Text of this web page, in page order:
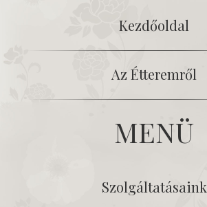
Kezdőoldal
Az Étteremről
MENÜ
Szolgáltatásaink